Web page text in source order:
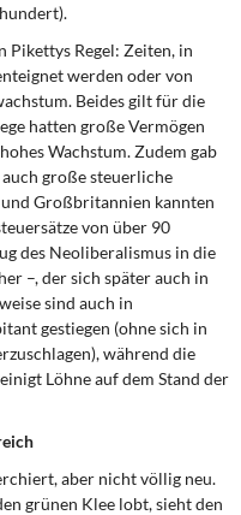
Pikettys Regel: Zeiten, in
werden oder von
Beides gilt für die
hatten große Vermögen
Wachstum. Zudem gab
große steuerliche
Großbritannien kannten
von über 90
des Neoliberalismus in die
–, der sich später auch in
sind auch in
gestiegen (ohne sich in
während die
Löhne auf dem Stand der
aber nicht völlig neu.
grünen Klee lobt, sieht den